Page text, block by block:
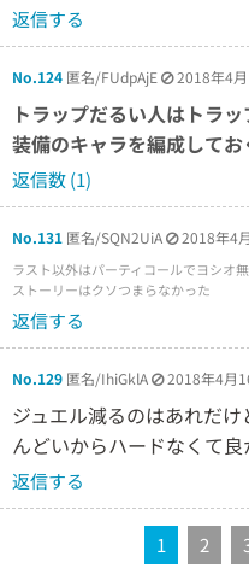
返信する
No.124 匿名/FUdpAjE 2018年4
トラップだるい人はトラ
装備のキャラを編成してお
返信数 (1)
No.131 匿名/SQN2UiA 2018年4
ラスト以外はパーティコールでヨシオ
ストーリーはクソつまらなかった
返信する
No.129 匿名/IhiGklA 2018年4月
ジュエル減るのはあれだ
んどいからハードなくて
返信する
1 2